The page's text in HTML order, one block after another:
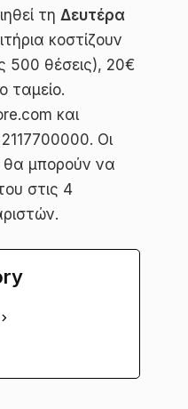
τη Δευτέρα
κοστίζουν
500 θέσεις), 20€
ταμείο.
και
Οι
θα μπορούν να
στις 4